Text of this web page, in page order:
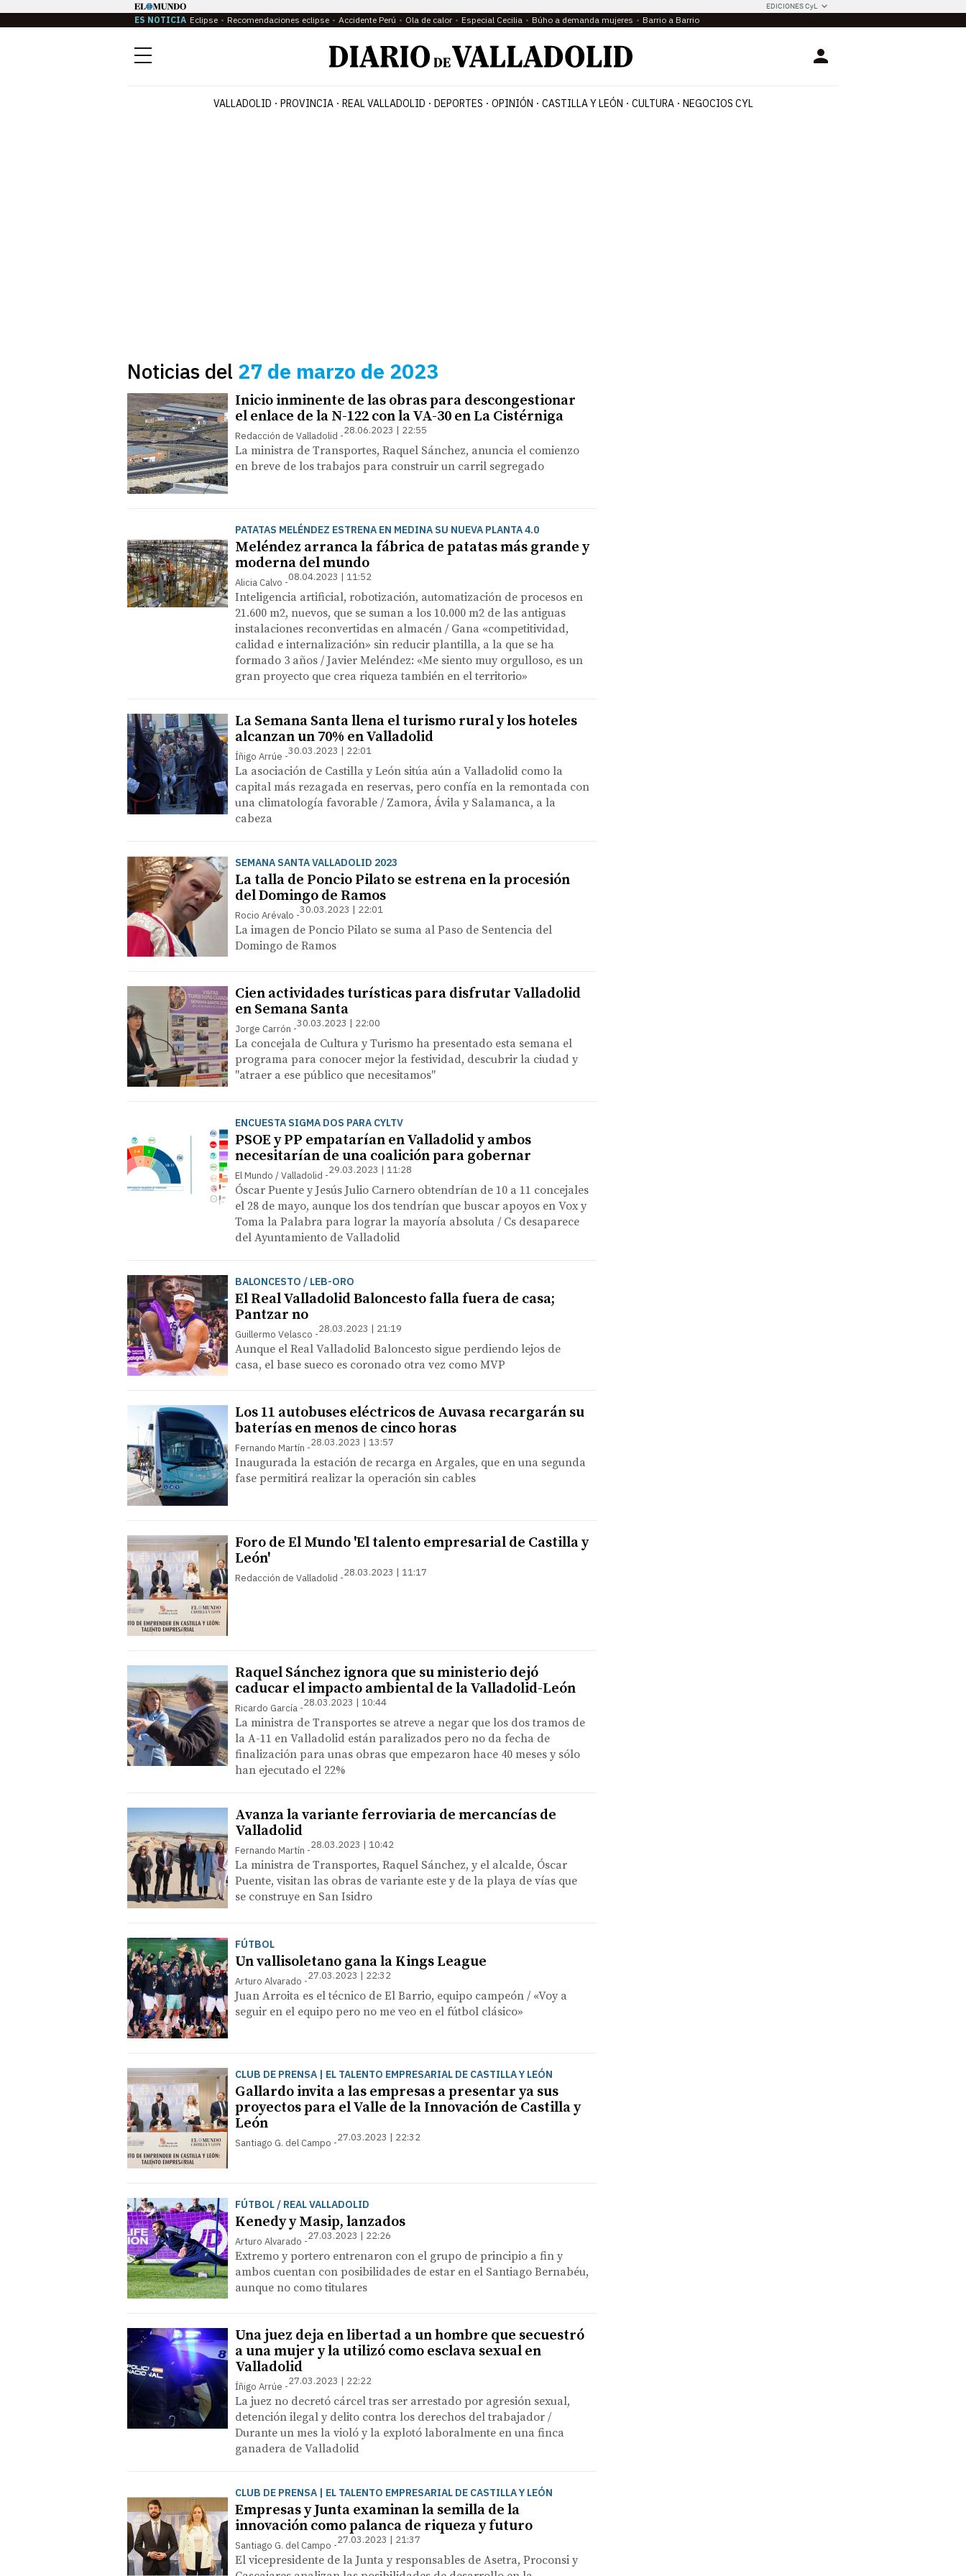
EDICIONES CyL
ES NOTICIA Eclipse Recomendaciones eclipse Accidente Perú Ola de calor Especial Cecilia Búho a demanda mujeres Barrio a Barrio
Menú Login
VALLADOLID PROVINCIA REAL VALLADOLID DEPORTES OPINIÓN CASTILLA Y LEÓN CULTURA NEGOCIOS CYL
Noticias del 27 de marzo de 2023
Inicio inminente de las obras para descongestionar
el enlace de la N-122 con la VA-30 en La Cistérniga
Redacción de Valladolid 28.06.2023 | 22:55
La ministra de Transportes, Raquel Sánchez, anuncia el comienzo
en breve de los trabajos para construir un carril segregado
PATATAS MELÉNDEZ ESTRENA EN MEDINA SU NUEVA PLANTA 4.0
Meléndez arranca la fábrica de patatas más grande y
moderna del mundo
Alicia Calvo 08.04.2023 | 11:52
Inteligencia artificial, robotización, automatización de procesos en
21.600 m2, nuevos, que se suman a los 10.000 m2 de las antiguas
instalaciones reconvertidas en almacén / Gana «competitividad,
calidad e internalización» sin reducir plantilla, a la que se ha
formado 3 años / Javier Meléndez: «Me siento muy orgulloso, es un
gran proyecto que crea riqueza también en el territorio»
La Semana Santa llena el turismo rural y los hoteles
alcanzan un 70% en Valladolid
Íñigo Arrúe 30.03.2023 | 22:01
La asociación de Castilla y León sitúa aún a Valladolid como la
capital más rezagada en reservas, pero confía en la remontada con
una climatología favorable / Zamora, Ávila y Salamanca, a la
cabeza
SEMANA SANTA VALLADOLID 2023
La talla de Poncio Pilato se estrena en la procesión
del Domingo de Ramos
Rocio Arévalo 30.03.2023 | 22:01
La imagen de Poncio Pilato se suma al Paso de Sentencia del
Domingo de Ramos
Cien actividades turísticas para disfrutar Valladolid
en Semana Santa
Jorge Carrón 30.03.2023 | 22:00
La concejala de Cultura y Turismo ha presentado esta semana el
programa para conocer mejor la festividad, descubrir la ciudad y
"atraer a ese público que necesitamos"
ENCUESTA SIGMA DOS PARA CYLTV
PSOE y PP empatarían en Valladolid y ambos
necesitarían de una coalición para gobernar
El Mundo / Valladolid 29.03.2023 | 11:28
Óscar Puente y Jesús Julio Carnero obtendrían de 10 a 11 concejales
el 28 de mayo, aunque los dos tendrían que buscar apoyos en Vox y
Toma la Palabra para lograr la mayoría absoluta / Cs desaparece
del Ayuntamiento de Valladolid
BALONCESTO / LEB-ORO
El Real Valladolid Baloncesto falla fuera de casa;
Pantzar no
Guillermo Velasco 28.03.2023 | 21:19
Aunque el Real Valladolid Baloncesto sigue perdiendo lejos de
casa, el base sueco es coronado otra vez como MVP
Los 11 autobuses eléctricos de Auvasa recargarán su
baterías en menos de cinco horas
Fernando Martín 28.03.2023 | 13:57
Inaugurada la estación de recarga en Argales, que en una segunda
fase permitirá realizar la operación sin cables
Foro de El Mundo 'El talento empresarial de Castilla y
León'
Redacción de Valladolid 28.03.2023 | 11:17
Raquel Sánchez ignora que su ministerio dejó
caducar el impacto ambiental de la Valladolid-León
Ricardo García 28.03.2023 | 10:44
La ministra de Transportes se atreve a negar que los dos tramos de
la A-11 en Valladolid están paralizados pero no da fecha de
finalización para unas obras que empezaron hace 40 meses y sólo
han ejecutado el 22%
Avanza la variante ferroviaria de mercancías de
Valladolid
Fernando Martín 28.03.2023 | 10:42
La ministra de Transportes, Raquel Sánchez, y el alcalde, Óscar
Puente, visitan las obras de variante este y de la playa de vías que
se construye en San Isidro
FÚTBOL
Un vallisoletano gana la Kings League
Arturo Alvarado 27.03.2023 | 22:32
Juan Arroita es el técnico de El Barrio, equipo campeón / «Voy a
seguir en el equipo pero no me veo en el fútbol clásico»
CLUB DE PRENSA | EL TALENTO EMPRESARIAL DE CASTILLA Y LEÓN
Gallardo invita a las empresas a presentar ya sus
proyectos para el Valle de la Innovación de Castilla y
León
Santiago G. del Campo 27.03.2023 | 22:32
FÚTBOL / REAL VALLADOLID
Kenedy y Masip, lanzados
Arturo Alvarado 27.03.2023 | 22:26
Extremo y portero entrenaron con el grupo de principio a fin y
ambos cuentan con posibilidades de estar en el Santiago Bernabéu,
aunque no como titulares
Una juez deja en libertad a un hombre que secuestró
a una mujer y la utilizó como esclava sexual en
Valladolid
Íñigo Arrúe 27.03.2023 | 22:22
La juez no decretó cárcel tras ser arrestado por agresión sexual,
detención ilegal y delito contra los derechos del trabajador /
Durante un mes la violó y la explotó laboralmente en una finca
ganadera de Valladolid
CLUB DE PRENSA | EL TALENTO EMPRESARIAL DE CASTILLA Y LEÓN
Empresas y Junta examinan la semilla de la
innovación como palanca de riqueza y futuro
Santiago G. del Campo 27.03.2023 | 21:37
El vicepresidente de la Junta y responsables de Asetra, Proconsi y